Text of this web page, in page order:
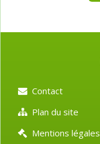
Contact
Plan du site
Mentions légales